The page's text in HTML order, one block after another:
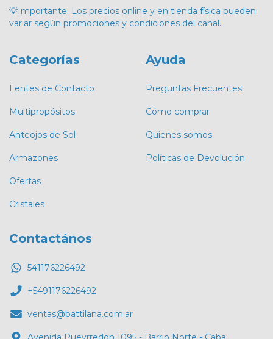
💡Importante: Los precios online y en tienda física pueden
variar según promociones y condiciones del canal.
Categorías
Lentes de Contacto
Multipropósitos
Anteojos de Sol
Armazones
Ofertas
Cristales
Ayuda
Preguntas Frecuentes
Cómo comprar
Quienes somos
Políticas de Devolución
Contactános
541176226492
+5491176226492
ventas@battilana.com.ar